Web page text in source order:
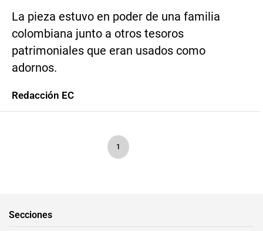
La pieza estuvo en poder de una familia
colombiana junto a otros tesoros
patrimoniales que eran usados como
adornos.
Redacción EC
1
Secciones